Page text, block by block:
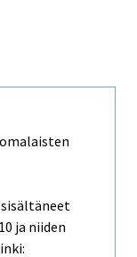
ja niiden